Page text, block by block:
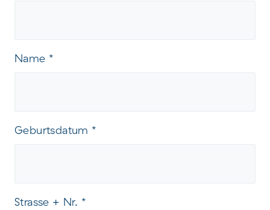
Name *
Geburtsdatum *
Strasse + Nr. *